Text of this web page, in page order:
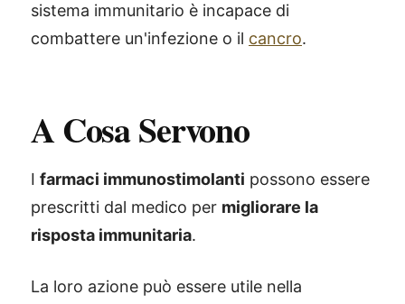
sistema immunitario è incapace di
combattere un'infezione o il cancro.
A Cosa Servono
I farmaci immunostimolanti possono essere
prescritti dal medico per migliorare la
risposta immunitaria.
La loro azione può essere utile nella